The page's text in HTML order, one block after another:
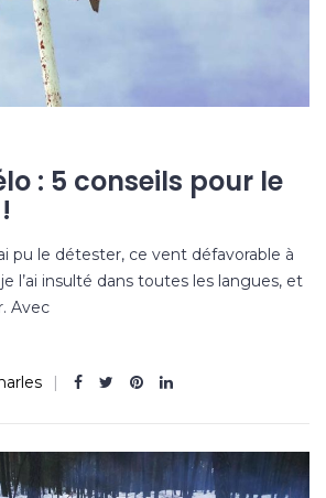
: 5 conseils pour le
pu le détester, ce vent défavorable à
l’ai insulté dans toutes les langues, et
Avec